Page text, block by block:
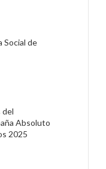
Social de
del
Absoluto
2025